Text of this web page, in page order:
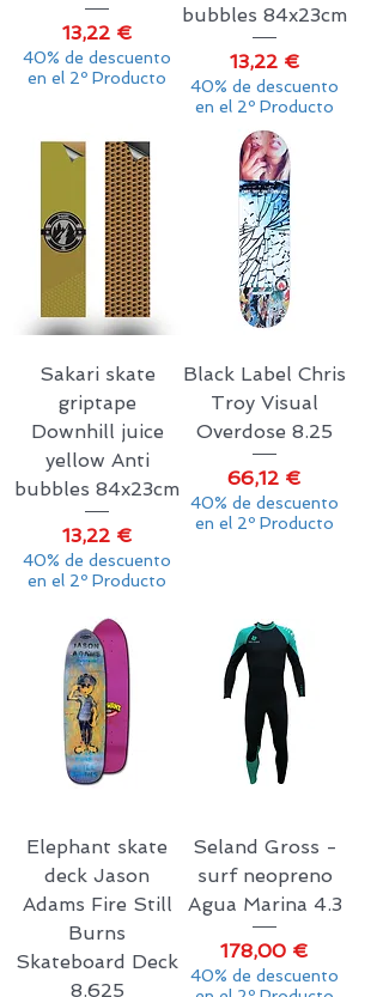
Precio
13,22 €
40% de descuento
en el 2º Producto
bubbles 84x23cm
Precio
13,22 €
40% de descuento
en el 2º Producto
Sakari skate
griptape
Downhill juice
yellow Anti
bubbles 84x23cm
Precio
13,22 €
40% de descuento
en el 2º Producto
Black Label Chris
Troy Visual
Overdose 8.25
Precio
66,12 €
40% de descuento
en el 2º Producto
Elephant skate
deck Jason
Adams Fire Still
Burns
Skateboard Deck
8.625
Seland Gross -
surf neopreno
Agua Marina 4.3
Precio
178,00 €
40% de descuento